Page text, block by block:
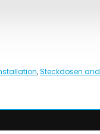
,Steckdosen